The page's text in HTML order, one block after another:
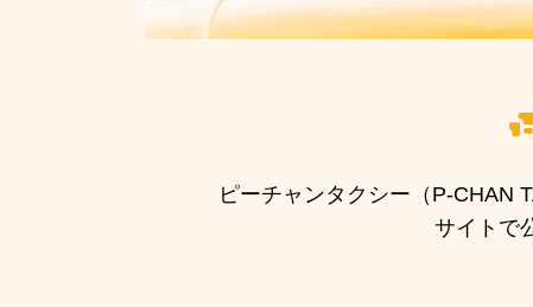
ピーチャンタクシー（P-CHAN
サイトで